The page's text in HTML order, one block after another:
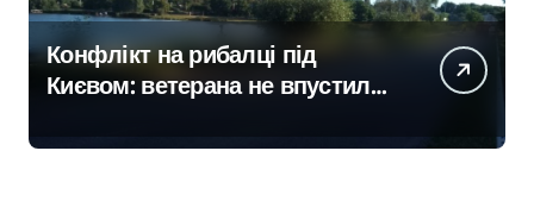
Конфлікт на рибалці під
Києвом: ветерана не впустили